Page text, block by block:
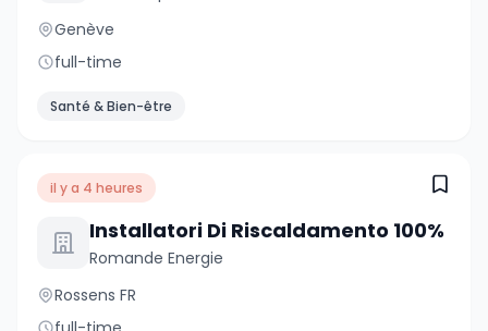
Genève
full-time
Santé & Bien-être
il y a 4 heures
Installatori Di Riscaldamento 100%
Romande Energie
Rossens FR